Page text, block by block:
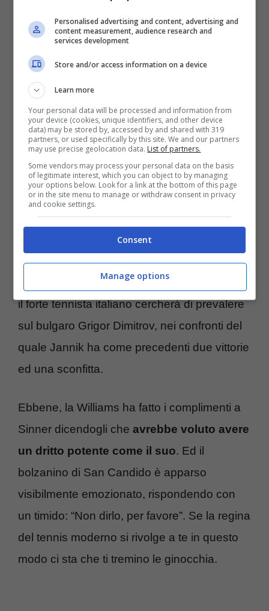
Serena Williams e Jannik Sinner (Blueshouse.it)
La Williams, che il torneo di Miami lo ha vinto
per ben otto volte in carriera,
conoscere di persona il nostro Jannik
Sinner, che è senza alcuna ombra di dubbio
lo sportivo ad altissimi livelli che più si è
messo in mostra nel corso degli ultimi mesi.
Oggi l’altoatesino occupa il terzo posto nella
Che cosa si sono dettisubito dopo il match
che ha spedito Sinner in finale? Finale in cui
il forte tennista italiano cercherà di prevalere
sul bulgaro Grigor Dimitrov, nei confronti del
quale Jannik ha come precedenti due vittorie
ed una sconfitta.
Ebbene, la Williams ha fatto i complimenti a
Sinner dicendogli che avrebbe voluto avere
un dritto potente come il suo. Ed il
bolzanino di San Candido è apparso
visibilmente emozionato, rispondendo con
un timido: “Non dirlo, per favore”. Se la regina
del tennis moderno si rivolge a te in questo
modo ci sta che ti tremino le ginocchia.
Personalised advertising and content, advertising and
content measurement, audience research and
services development
Store and/or access information on a device
Learn more
Your personal data will be processed and information from
your device (cookies, unique identifiers, and other device
data) may be stored by, accessed by and shared with 319
partners, or used specifically by this site. We and our partners
may use precise geolocation data. List of partners.
Some vendors may process your personal data on the basis
of legitimate interest, which you can object to by managing
your options below. Look for a link at the bottom of this page
or in the site menu to manage or withdraw consent in privacy
and cookie settings.
Consent
Manage options